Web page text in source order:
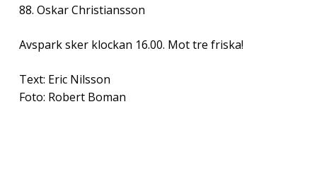
88. Oskar Christiansson
Avspark sker klockan 16.00. Mot tre friska!
Text: Eric Nilsson
Foto: Robert Boman